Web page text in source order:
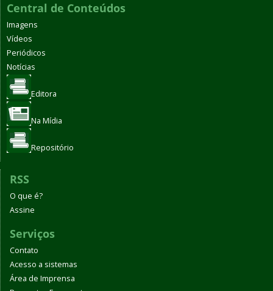
Central de Conteúdos
Imagens
Vídeos
Periódicos
Notícias
Editora
Na Mídia
Repositório
RSS
O que é?
Assine
Serviços
Contato
Acesso a sistemas
Área de Imprensa